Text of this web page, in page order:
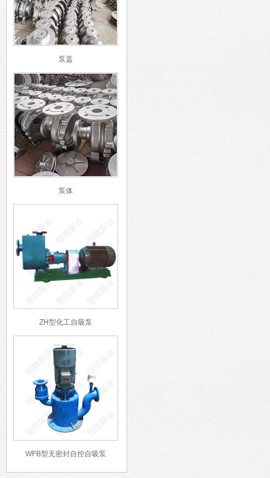
泵盖
泵体
ZH型化工自吸泵
WFB型无密封自控自吸泵